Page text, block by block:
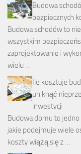
Budowa
bezpiecznych
Budowa schodów to
wszystkim
zaprojektowanie i
wielu …
Ile kosztuje
uniknąć
inwestycji
Budowa domu to
jakie podejmuje wiele
koszty wiążą się z …